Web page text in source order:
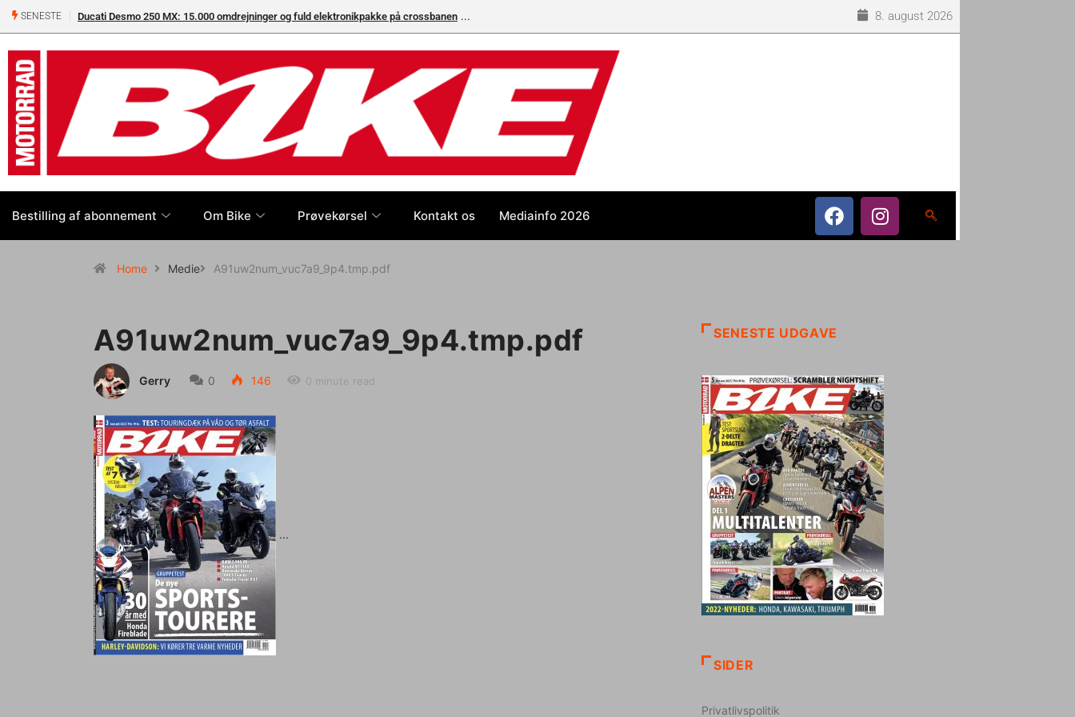
SENESTE Ducati Desmo 250 MX: 15.000 omdrejninger og fuld elektronikpakke på crossbanen 8. august 2026
Bestilling af abonnement Om Bike Prøvekørsel Kontakt os Mediainfo 2026
Home Medie A91uw2num_vuc7a9_9p4.tmp.pdf
A91uw2num_vuc7a9_9p4.tmp.pdf
Gerry 0 146 0 minute read
SENESTE UDGAVE
SIDER
Privatlivspolitik